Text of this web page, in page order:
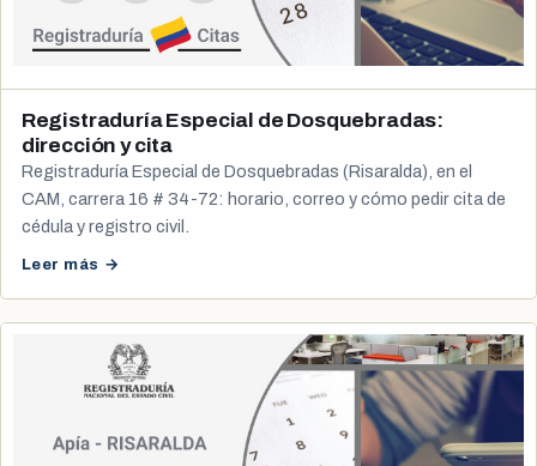
Registraduría Especial de Dosquebradas:
dirección y cita
Registraduría Especial de Dosquebradas (Risaralda), en el
CAM, carrera 16 # 34-72: horario, correo y cómo pedir cita de
cédula y registro civil.
Leer más →